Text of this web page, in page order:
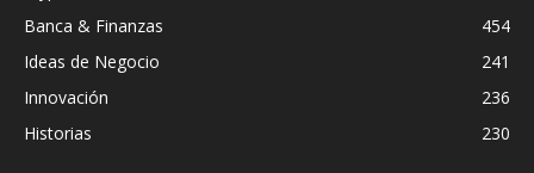
Banca & Finanzas
454
Ideas de Negocio
241
Innovación
236
Historias
230